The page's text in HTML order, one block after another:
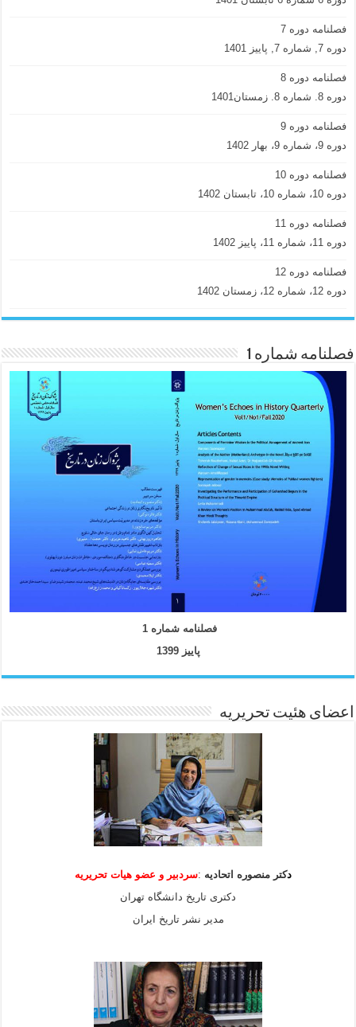
فصلنامه دوره 7
دوره 7, شماره 7, پاییز 1401
فصلنامه دوره 8
دوره 8. شماره 8. زمستان1401
فصلنامه دوره 9
دوره 9، شماره 9، بهار 1402
فصلنامه دوره 10
دوره 10، شماره 10، تابستان 1402
فصلنامه دوره 11
دوره 11، شماره 11، پاییز 1402
فصلنامه دوره 12
دوره 12، شماره 12، زمستان 1402
فصلنامه شماره 1
فصلنامه شماره 1
پاییز 1399
اعضای هئیت تحریریه
دکتر منصوره اتحادیه :سردبیر و عضو هیاتتحریریه
دکتری تاریخ دانشگاه تهران
مدیر نشر تاریخ ایران